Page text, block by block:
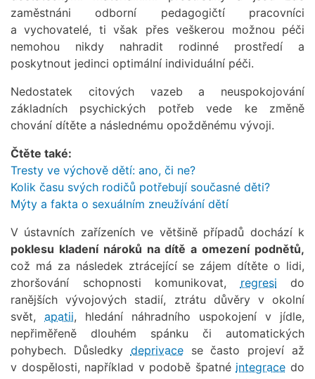
zaměstnáni odborní pedagogičtí pracovníci
a vychovatelé, ti však přes veškerou možnou péči
nemohou nikdy nahradit rodinné prostředí a
poskytnout jedinci optimální individuální péči.
Nedostatek citových vazeb a neuspokojování
základních psychických potřeb vede ke změně
chování dítěte a následnému opožděnému vývoji.
Čtěte také:
Tresty ve výchově dětí: ano, či ne?
Kolik času svých rodičů potřebují současné děti?
Mýty a fakta o sexuálním zneužívání dětí
V ústavních zařízeních ve většině případů dochází k
poklesu kladení nároků na dítě a omezení podnětů,
což má za následek ztrácející se zájem dítěte o lidi,
zhoršování schopnosti komunikovat, regresi do
ranějších vývojových stadií, ztrátu důvěry v okolní
svět, apatii, hledání náhradního uspokojení v jídle,
nepřiměřeně dlouhém spánku či automatických
pohybech. Důsledky deprivacese často projeví až
v dospělosti, například v podobě špatné integrace do